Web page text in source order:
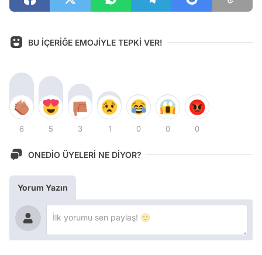
BU İÇERİĞE EMOJİYLE TEPKİ VER!
6 5 3 1 0 0 0
ONEDİO ÜYELERİ NE DİYOR?
Yorum Yazın